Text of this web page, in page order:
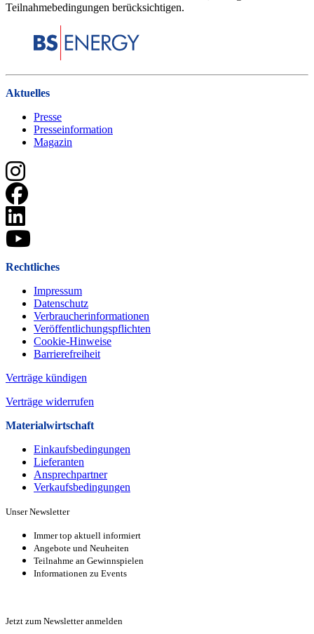
Teilnahmebedingungen berücksichtigen.
Aktuelles
Presse
Presseinformation
Magazin
Rechtliches
Impressum
Datenschutz
Verbraucherinformationen
Veröffentlichungspflichten
Cookie-Hinweise
Barrierefreiheit
Verträge kündigen
Verträge widerrufen
Materialwirtschaft
Einkaufsbedingungen
Lieferanten
Ansprechpartner
Verkaufsbeding­ungen
Unser Newsletter
Immer top aktuell informiert
Angebote und Neuheiten
Teilnahme an Gewinnspielen
Informationen zu Events
Jetzt zum Newsletter anmelden